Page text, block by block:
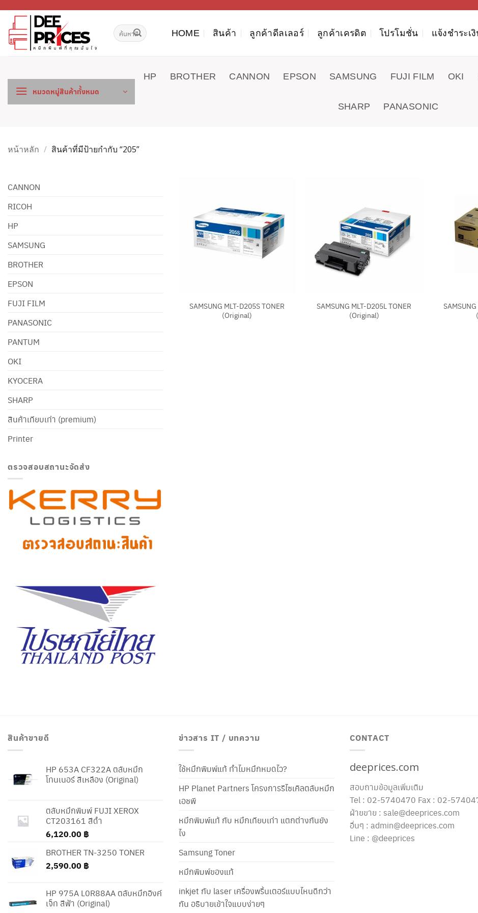
เนื้อหา
ค้นหา: HOME สินค้า ลูกค้าดีลเลอร์ ลูกค้าเครดิต โปรโมชั่น แจ้งชำระเ
หมวดหมู่สินค้าทั้งหมด
HP BROTHER CANNON EPSON SAMSUNG FUJI FILM OKI
SHARP PANASONIC
หน้าหลัก / สินค้าที่มีป้ายกำกับ “205”
CANNON
RICOH
HP
SAMSUNG
BROTHER
EPSON
FUJI FILM
PANASONIC
PANTUM
OKI
KYOCERA
SHARP
สินค้าเทียบเท่า (premium)
Printer
ตรวจสอบสถานะจัดส่ง
SAMSUNG MLT-D205S TONER
(Original)
SAMSUNG MLT-D205L TONER
(Original)
สินค้าขายดี
HP 653A CF322A ตลับหมึก
โทนเนอร์ สีเหลือง (Original)
ตลับหมึกพิมพ์ FUJI XEROX
CT203161 สีดำ
6,120.00 ฿
BROTHER TN-3250 TONER
2,590.00 ฿
HP 975A L0R88AA ตลับหมึกอิงค์
เจ็ท สีฟ้า (Original)
ข่าวสาร IT / บทความ
ใช้หมึกพิมพ์แท้ ทำไมหมึกหมดไว?
HP Planet Partners โครงการรีไซเคิลตลับหมึก
เอชพี
หมึกพิมพ์แท้ กับ หมึกเทียบเท่า แตกต่างกันยัง
ไง
Samsung Toner
หมึกพิมพ์ของแท้
inkjet กับ laser เครื่องพริ้นเตอร์แบบไหนดีกว่า
กัน อธิบายเข้าใจแบบง่ายๆ
CONTACT
deeprices.com
สอบถามข้อมูลเพิ่มเติม
Tel : 02-5740470 Fax : 02-
ฝ่ายขาย : sale@deeprices.com
อื่นๆ : admin@deeprices.com
Line : @deeprices